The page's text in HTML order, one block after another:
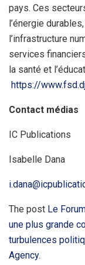
pays. Ces
l’énergie
l’infrastructure
services
la santé et
https://
Contact médias
IC Publications
Isabelle Dana
The post Le
une plus grande
turbulences
Agency.